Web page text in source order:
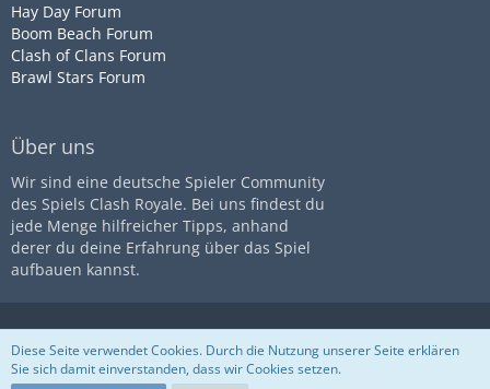
Hay Day Forum
Boom Beach Forum
Clash of Clans Forum
Brawl Stars Forum
Über uns
Wir sind eine deutsche Spieler Community
des Spiels Clash Royale. Bei uns findest du
jede Menge hilfreicher Tipps, anhand
derer du deine Erfahrung über das Spiel
aufbauen kannst.
Diese Seite ist nicht mit dem
UnternehmenSupercellassoziiert
Community-Software:WoltLab
Impressum
Datenschutz
Nutzungsbestimmungen
Diese Seite verwendet Cookies. Durch die Nutzung unserer Seite erklären
Sie sich damit einverstanden, dass wir Cookies setzen.